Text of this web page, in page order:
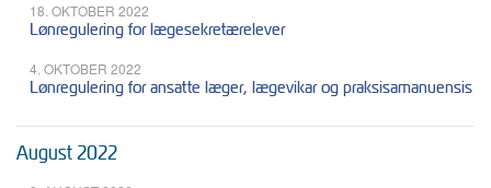
18. OKTOBER 2022
Lønregulering for lægesekretærelever
4. OKTOBER 2022
Lønregulering for ansatte læger, lægevikar og praksisamanuensis
August 2022